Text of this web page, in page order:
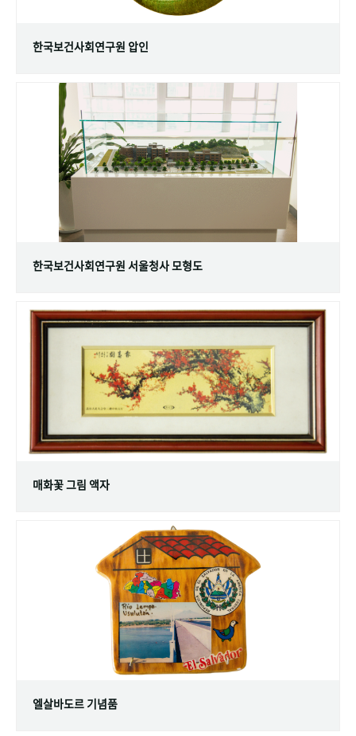
한국보건사회연구원 압인
한국보건사회연구원 서울청사 모형도
매화꽃 그림 액자
엘살바도르 기념품